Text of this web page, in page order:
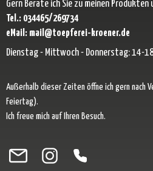
Gern Berate ich Sie zu meinen Produkten
Tel.: 034465/269734
eMail: mail@toepferei-kroener.de
Dienstag - Mittwoch - Donnerstag: 14-
Außerhalb dieser Zeiten öffne ich gern nach
Feiertag).
Ich freue mich auf Ihren Besuch.
Besuche uns auf Facebook – öffnet in neuem
Schau auf Instagram vorbei –
Lass dich auf Pinterest
Folge uns auf X – öffnet